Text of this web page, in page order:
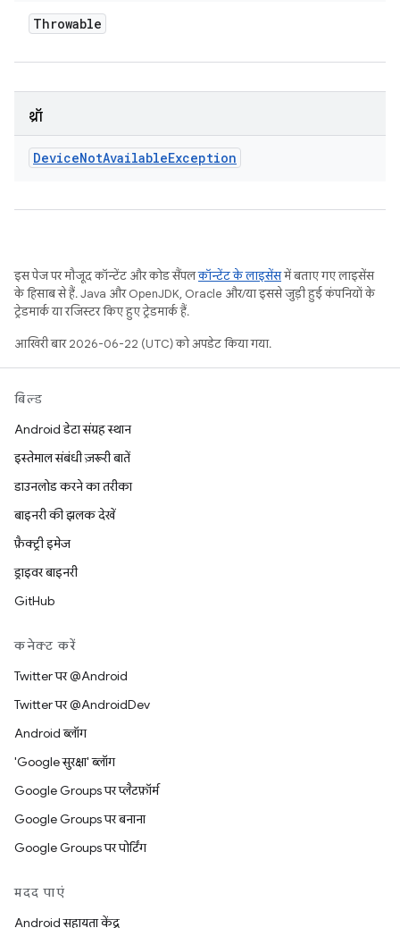
Throwable
थ्रॉ
DeviceNotAvailableException
इस पेज पर मौजूद कॉन्टेंट और कोड सैंपलकॉन्टेंट के लाइसेंसमें बताए गए लाइसेंस
के हिसाब से हैं. Java और OpenJDK, Oracle और/या इससे जुड़ी हुई कंपनियों के
ट्रेडमार्क या रजिस्टर किए हुए ट्रेडमार्क हैं.
आखिरी बार 2026-06-22 (UTC) को अपडेट किया गया.
बिल्ड
Android डेटा संग्रह स्थान
इस्तेमाल संबंधी ज़रूरी बातें
डाउनलोड करने का तरीका
बाइनरी की झलक देखें
फ़ैक्ट्री इमेज
ड्राइवर बाइनरी
GitHub
कनेक्ट करें
Twitter पर @Android
Twitter पर @AndroidDev
Android ब्लॉग
'Google सुरक्षा' ब्लॉग
Google Groups पर प्लैटफ़ॉर्म
Google Groups पर बनाना
Google Groups पर पोर्टिंग
मदद पाएं
Android सहायता केंद्र